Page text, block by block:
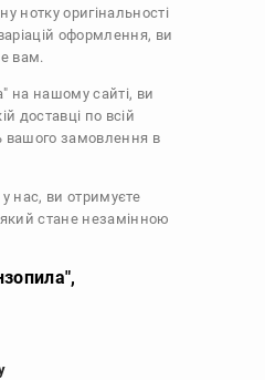
нотку оригінальності
оформлення, ви
вам.
на нашому сайті, ви
доставці по всій
вашого замовлення в
нас, ви отримуєте
стане незамінною